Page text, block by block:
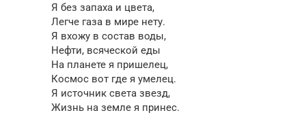
Я без запаха и цвета,
Легче газа в мире нету.
Я вхожу в состав воды,
Нефти, всяческой еды
На планете я пришелец,
Космос вот где я умелец.
Я источник света звезд,
Жизнь на земле я принес.